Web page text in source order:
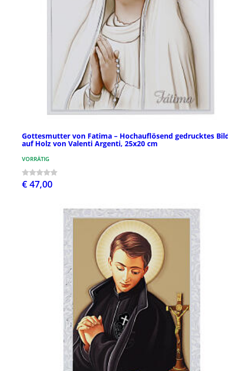
Gottesmutter von Fatima – Hochauflösend gedrucktes
auf Holz von Valenti Argenti, 25x20 cm
VORRÄTIG
€ 47,00